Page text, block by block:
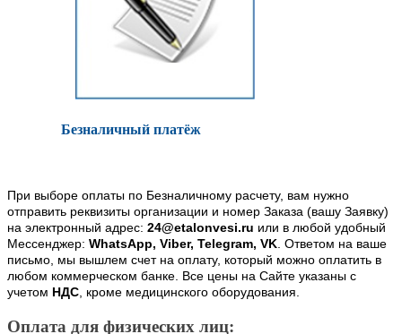
Безналичный платёж
При выборе оплаты по Безналичному расчету, вам нужно
отправить реквизиты организации и номер Заказа (вашу Заявку)
на электронный адрес: 24@etalonvesi.ru или в любой удобный
Мессенджер: WhatsApp, Viber, Telegram, VK. Ответом на ваше
письмо, мы вышлем счет на оплату, который можно оплатить в
любом коммерческом банке. Все цены на Сайте указаны с
учетом НДС, кроме медицинского оборудования.
Оплата для физических лиц: